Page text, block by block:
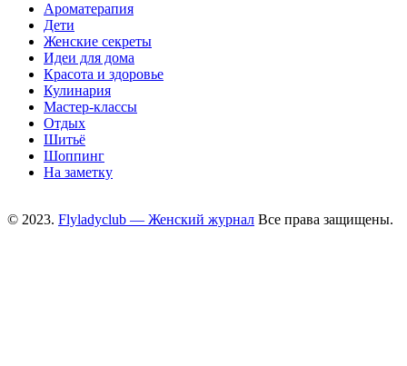
Ароматерапия
Дети
Женские секреты
Идеи для дома
Красота и здоровье
Кулинария
Мастер-классы
Отдых
Шитьё
Шоппинг
На заметку
© 2023. Flyladyclub — Женский журнал Все права защищены.